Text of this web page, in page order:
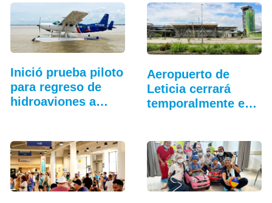
Inició prueba piloto
para regreso de
hidroaviones a
Aeropuerto de
Leticia cerrará
temporalmente en